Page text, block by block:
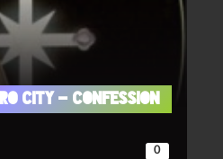
City – Confession
0